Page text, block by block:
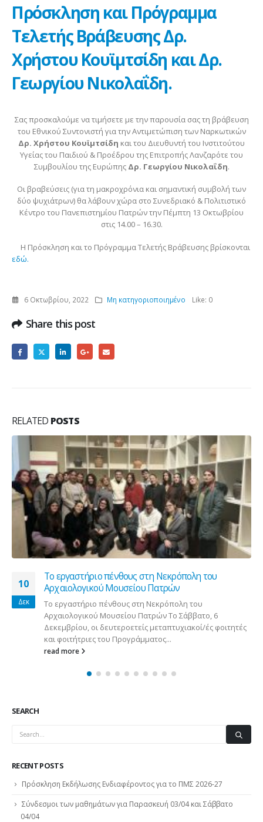
Πρόσκληση και Πρόγραμμα
Τελετής Βράβευσης Δρ.
Χρήστου Κουϊμτσίδη και Δρ.
Γεωργίου Νικολαΐδη.
Σας προσκαλούμε να τιμήσετε με την παρουσία σας τη βράβευση
του Εθνικού Συντονιστή για την Αντιμετώπιση των Ναρκωτικών
Δρ. Χρήστου Κουϊμτσίδη και του Διευθυντή του Ινστιτούτου
Υγείας του Παιδιού & Προέδρου της Επιτροπής Λανζαρότε του
Συμβουλίου της Ευρώπης Δρ. Γεωργίου Νικολαΐδη.
Οι βραβεύσεις (για τη μακροχρόνια και σημαντική συμβολή των
δύο ψυχιάτρων) θα λάβουν χώρα στο Συνεδριακό & Πολιτιστικό
Κέντρο του Πανεπιστημίου Πατρών την Πέμπτη 13 Οκτωβρίου
στις 14.00 – 16.30.
Η Πρόσκληση και το Πρόγραμμα Τελετής Βράβευσης βρίσκονται
εδώ.
6 Οκτωβρίου, 2022 Μη κατηγοριοποιημένο Like: 0
Share this post
RELATED POSTS
10
Δεκ
Το εργαστήριο πένθους στη Νεκρόπολη του
Αρχαιολογικού Μουσείου Πατρών
Το εργαστήριο πένθους στη Νεκρόπολη του
Αρχαιολογικού Μουσείου Πατρών Το Σάββατο, 6
Δεκεμβρίου, οι δευτεροετείς μεταπτυχιακοί/ές φοιτητές
και φοιτήτριες του Προγράμματος...
read more
SEARCH
RECENT POSTS
Πρόσκληση Εκδήλωσης Ενδιαφέροντος για το ΠΜΣ 2026-27
Σύνδεσμοι των μαθημάτων για Παρασκευή 03/04 και Σάββατο
04/04